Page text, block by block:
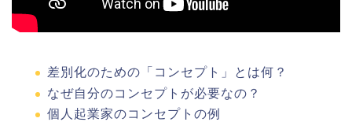
差別化のための「コンセプト」とは何？
なぜ自分のコンセプトが必要なの？
個人起業家のコンセプトの例